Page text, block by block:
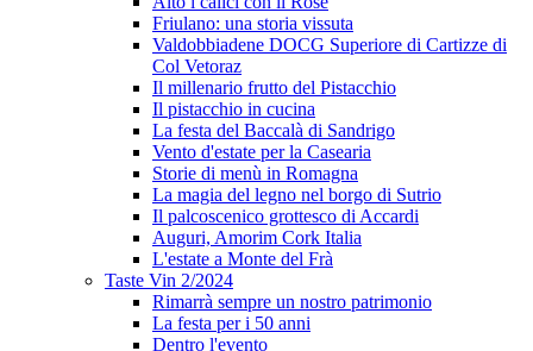
Friulano: una storia vissuta
Valdobbiadene DOCG Superiore di Cartizze di
Col Vetoraz
Il millenario frutto del Pistacchio
Il pistacchio in cucina
La festa del Baccalà di Sandrigo
Vento d'estate per la Casearia
Storie di menù in Romagna
La magia del legno nel borgo di Sutrio
Il palcoscenico grottesco di Accardi
Auguri, Amorim Cork Italia
L'estate a Monte del Frà
Taste Vin 2/2024
Rimarrà sempre un nostro patrimonio
La festa per i 50 anni
Dentro l'evento